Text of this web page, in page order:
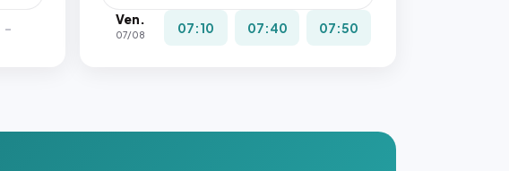
-
Ven.
07/08 07:10 07:40 07:50